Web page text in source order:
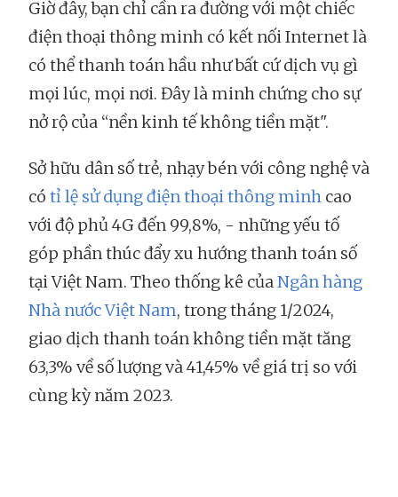
Giờ đây, bạn chỉ cần ra đường với một chiếc
điện thoại thông minh có kết nối Internet là
có thể thanh toán hầu như bất cứ dịch vụ gì
mọi lúc, mọi nơi. Đây là minh chứng cho sự
nở rộ của “nền kinh tế không tiền mặt".
Sở hữu dân số trẻ, nhạy bén với công nghệ và
có tỉ lệ sử dụng điện thoại thông minh cao
với độ phủ 4G đến 99,8%, - những yếu tố
góp phần thúc đẩy xu hướng thanh toán số
tại Việt Nam. Theo thống kê của Ngân hàng
Nhà nước Việt Nam, trong tháng 1/2024,
giao dịch thanh toán không tiền mặt tăng
63,3% về số lượng và 41,45% về giá trị so với
cùng kỳ năm 2023.